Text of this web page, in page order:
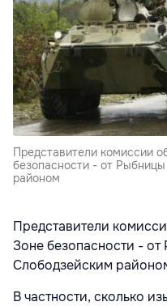
Представители комиссии
безопасности - от
районом
Представители
Зоне безопасности -
Слободзейским
В частности, сколько